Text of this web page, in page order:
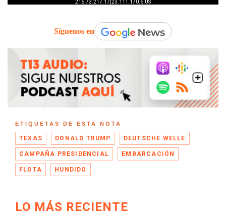
Síguenos en
ETIQUETAS DE ESTA NOTA
TEXAS DONALD TRUMP DEUTSCHE WELLE
CAMPAÑA PRESIDENCIAL EMBARCACIÓN
FLOTA HUNDIDO
LO MÁS RECIENTE